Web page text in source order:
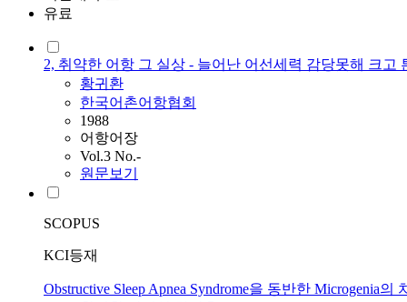
유료
2, 취약한 어항 그 실상 - 늘어난 어선세력 감당못해 크고
황귀환
한국어촌어항협회
1988
어항어장
Vol.3 No.-
원문보기
SCOPUS
KCI등재
Obstructive Sleep Apnea Syndrome을 동반한 Microgenia의